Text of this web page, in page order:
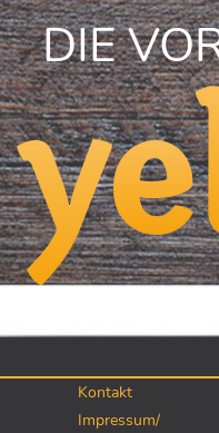
DIE
Kontakt
Impressum/